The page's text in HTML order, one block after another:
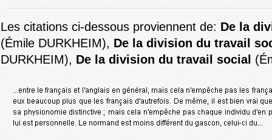
Les citations ci-dessous proviennent de: De la
(Émile DURKHEIM), De la division du travail
DURKHEIM), De la division du travail social